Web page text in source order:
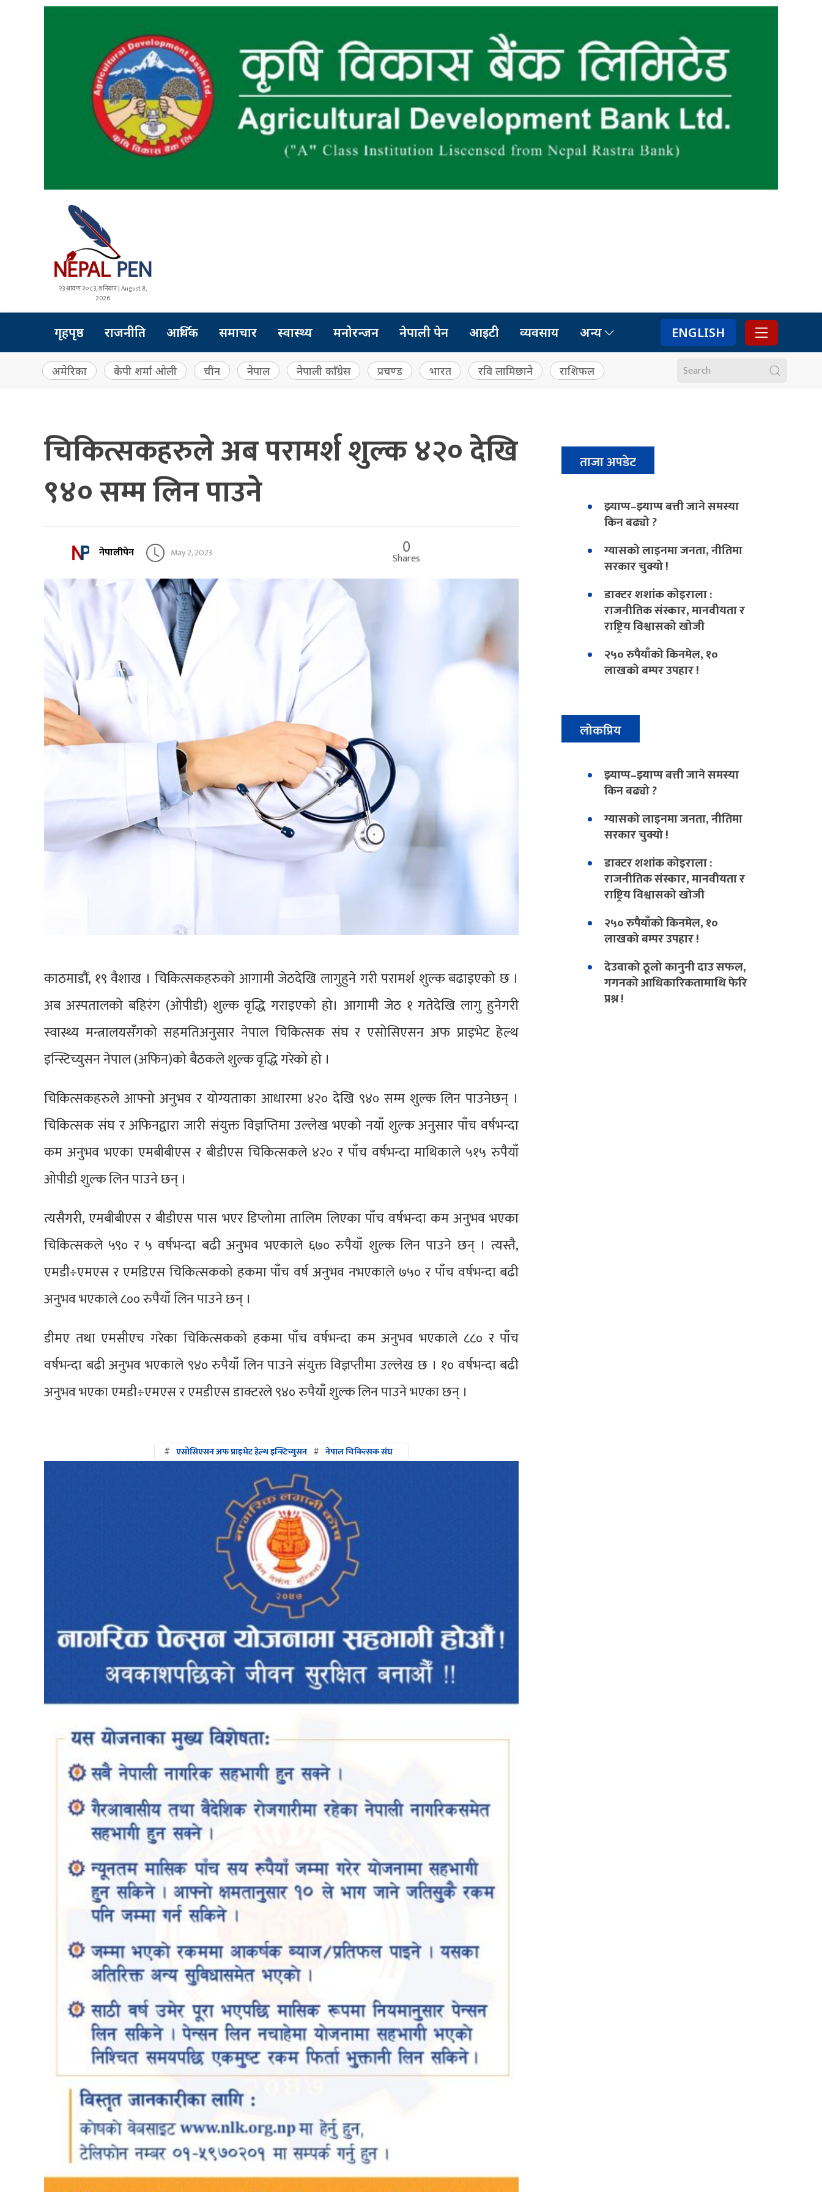
२३ श्रावण २०८३, शनिबार | August 8,
2026
गृहपृष्ठ राजनीति आर्थिक समाचार स्वास्थ्य मनोरन्जन नेपाली पेन आइटी व्यवसाय अन्य ENGLISH
अमेरिका केपी शर्मा ओली चीन नेपाल नेपाली काँग्रेस प्रचण्ड भारत रवि लामिछाने राशिफल
चिकित्सकहरुले अब परामर्श शुल्क ४२० देखि
९४० सम्म लिन पाउने
नेपालीपेन May 2, 2023 0
Shares
काठमाडौं, १९ वैशाख । चिकित्सकहरुको आगामी जेठदेखि लागुहुने गरी परामर्श शुल्क बढाइएको छ ।
अब अस्पतालको बहिरंग (ओपीडी) शुल्क वृद्धि गराइएको हो। आगामी जेठ १ गतेदेखि लागु हुनेगरी
स्वास्थ्य मन्त्रालयसँगको सहमतिअनुसार नेपाल चिकित्सक संघ र एसोसिएसन अफ प्राइभेट हेल्थ
इन्स्टिच्युसन नेपाल (अफिन)को बैठकले शुल्क वृद्धि गरेको हो ।
चिकित्सकहरुले आफ्नो अनुभव र योग्यताका आधारमा ४२० देखि ९४० सम्म शुल्क लिन पाउनेछन् ।
चिकित्सक संघ र अफिनद्वारा जारी संयुक्त विज्ञप्तिमा उल्लेख भएको नयाँ शुल्क अनुसार पाँच वर्षभन्दा
कम अनुभव भएका एमबीबीएस र बीडीएस चिकित्सकले ४२० र पाँच वर्षभन्दा माथिकाले ५१५ रुपैयाँ
ओपीडी शुल्क लिन पाउने छन् ।
त्यसैगरी, एमबीबीएस र बीडीएस पास भएर डिप्लोमा तालिम लिएका पाँच वर्षभन्दा कम अनुभव भएका
चिकित्सकले ५९० र ५ वर्षभन्दा बढी अनुभव भएकाले ६७० रुपैयाँ शुल्क लिन पाउने छन् । त्यस्तै,
एमडी÷एमएस र एमडिएस चिकित्सकको हकमा पाँच वर्ष अनुभव नभएकाले ७५० र पाँच वर्षभन्दा बढी
अनुभव भएकाले ८०० रुपैयाँ लिन पाउने छन् ।
डीमए तथा एमसीएच गरेका चिकित्सकको हकमा पाँच वर्षभन्दा कम अनुभव भएकाले ८८० र पाँच
वर्षभन्दा बढी अनुभव भएकाले ९४० रुपैयाँ लिन पाउने संयुक्त विज्ञप्तीमा उल्लेख छ । १० वर्षभन्दा बढी
अनुभव भएका एमडी÷एमएस र एमडीएस डाक्टरले ९४० रुपैयाँ शुल्क लिन पाउने भएका छन् ।
# एसोसिएसन अफ प्राइभेट हेल्थ इन्स्टिच्युसन # नेपाल चिकित्सक संघ
ताजा अपडेट
झ्याप्प–झ्याप्प बत्ती जाने समस्या
किन बढ्यो ?
ग्यासको लाइनमा जनता, नीतिमा
सरकार चुक्यो !
डाक्टर शशांक कोइराला :
राजनीतिक संस्कार, मानवीयता र
राष्ट्रिय विश्वासको खोजी
२५० रुपैयाँको किनमेल, १०
लाखको बम्पर उपहार !
लोकप्रिय
झ्याप्प–झ्याप्प बत्ती जाने समस्या
किन बढ्यो ?
ग्यासको लाइनमा जनता, नीतिमा
सरकार चुक्यो !
डाक्टर शशांक कोइराला :
राजनीतिक संस्कार, मानवीयता र
राष्ट्रिय विश्वासको खोजी
२५० रुपैयाँको किनमेल, १०
लाखको बम्पर उपहार !
देउवाको ठूलो कानुनी दाउ सफल,
गगनको आधिकारिकतामाथि फेरि
प्रश्न !